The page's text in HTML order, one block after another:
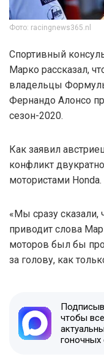
Фото: racingnews365.nl
Спортивный
Марко рассказал,
владельцы
Фернандо Алонсо
сезон-2020.
Как заявил
конфликт
мотористами Honda.
«Мы сразу сказали,
приводит слова
моторов был бы
за голову, как
чтобы
гоночных